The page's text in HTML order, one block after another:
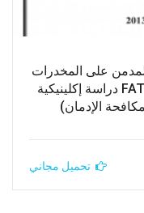
على المخدرات
من خلال تطبيق اختبار تفهم العائلة FAT دراسة إكلينيكية
تحميل مجاني